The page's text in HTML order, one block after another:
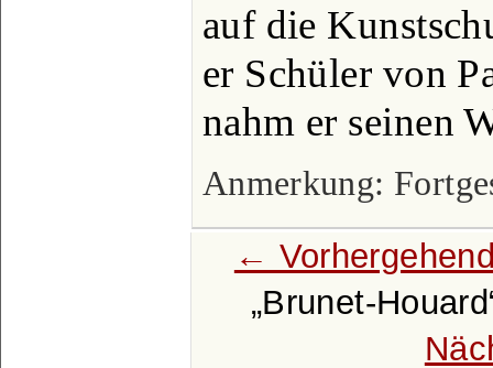
auf die
er Schüler von
nahm er seinen
Anmerkung:
←
Brunet-Houard